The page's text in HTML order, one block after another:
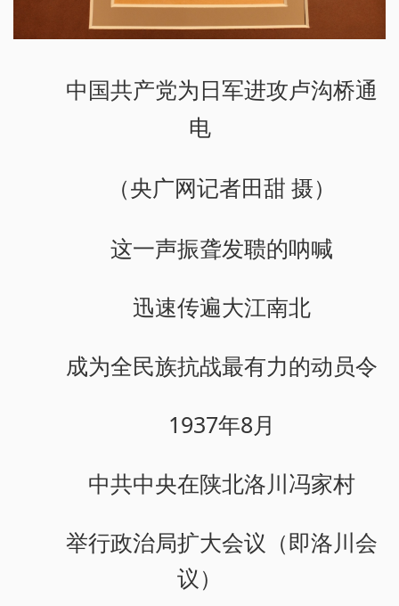
中国共产党为日军进攻卢沟桥通
电
（央广网记者田甜 摄）
这一声振聋发聩的呐喊
迅速传遍大江南北
成为全民族抗战最有力的动员令
1937年8月
中共中央在陕北洛川冯家村
举行政治局扩大会议（即洛川会
议）